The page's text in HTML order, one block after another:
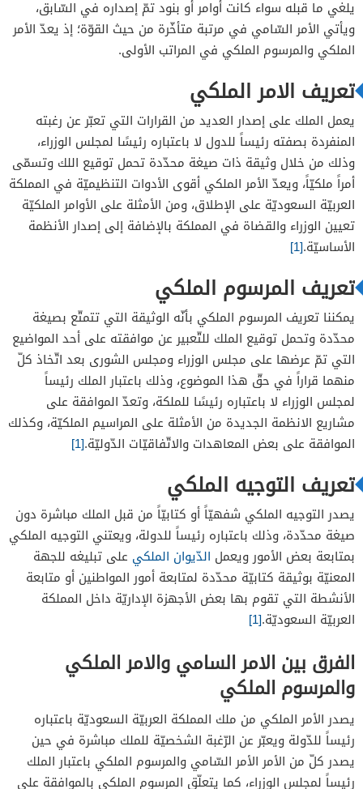
يلغي ما قبله سواء كانت أوامر أو بنود تمّ إصداره في السّابق،
ويأتي الأمر السّامي في مرتبة متأخّرة من حيث القوّة؛ إذ يعدّ الأمر
الملكي والمرسوم الملكي في المراتب الأولى.
تعريف الامر الملكي
يعمل الملك على إصدار العديد من القرارات التي تعبّر عن رغبته
المنفردة بصفته رئيساً للدول لا باعتباره رئيسًا لمجلس الوزراء،
وذلك من خلال وثيقة ذات صيغة محدّدة تحمل توقيع اللك وتسمّى
أمراً ملكيّاً، ويعدّ الأمر الملكي أقوى الأدوات التنظيميّة في المملكة
العربيّة السعوديّة على الإطلاق، ومن الأمثلة على الأوامر الملكيّة
تعيين الوزراء والقضاة في المملكة بالإضافة إلى إصدار الأنظمة
الأساسيّة.[1]
تعريف المرسوم الملكي
يمكننا تعريف المرسوم الملكي بأنّه الوثيقة التي تتمتّع بصيغة
محدّدة وتحمل توقيع الملك للتّعبير عن موافقته على أحد المواضيع
التي تمّ عرضها على مجلس الوزراء ومجلس الشورى بعد اتّخاذ كلّ
منهما قراراً في حقّ هذا الموضوع، وذلك باعتبار الملك رئيساً
لمجلس الوزراء لا باعتباره رئيسًا للملكة، وتعدّ الموافقة على
مشاريع الانظمة الجديدة من الأمثلة على المراسيم الملكيّة، وكذلك
الموافقة على بعض المعاهدات والاتّفاقيّات الدّوليّة.[1]
تعريف التوجيه الملكي
يصدر التوجيه الملكي شفهيّاً أو كتابيّاً من قبل الملك مباشرة دون
صيغة محدّدة، وذلك باعتباره رئيساً للدولة، ويعتني التوجيه الملكي
بمتابعة بعض الأمور ويعمل الدّيوان الملكي على تبليغه للجهة
المعنيّة بوثيقة كتابيّة محدّدة لمتابعة أمور المواطنين أو متابعة
الأنشطة التي تقوم بها بعض الأجهزة الإداريّة داخل المملكة
العربيّة السعوديّة.[1]
الفرق بين الامر السامي والامر الملكي
والمرسوم الملكي
يصدر الأمر الملكي من ملك المملكة العربيّة السعوديّة باعتباره
رئيساً للدّولة ويعبّر عن الرّغبة الشخصيّة للملك مباشرة في حين
يصدر كلّ من الأمر الأمر السّامي والمرسوم الملكي باعتبار الملك
رئيساً لمجلس الوزراء، كما يتعلّق المرسوم الملكي بالموافقة على